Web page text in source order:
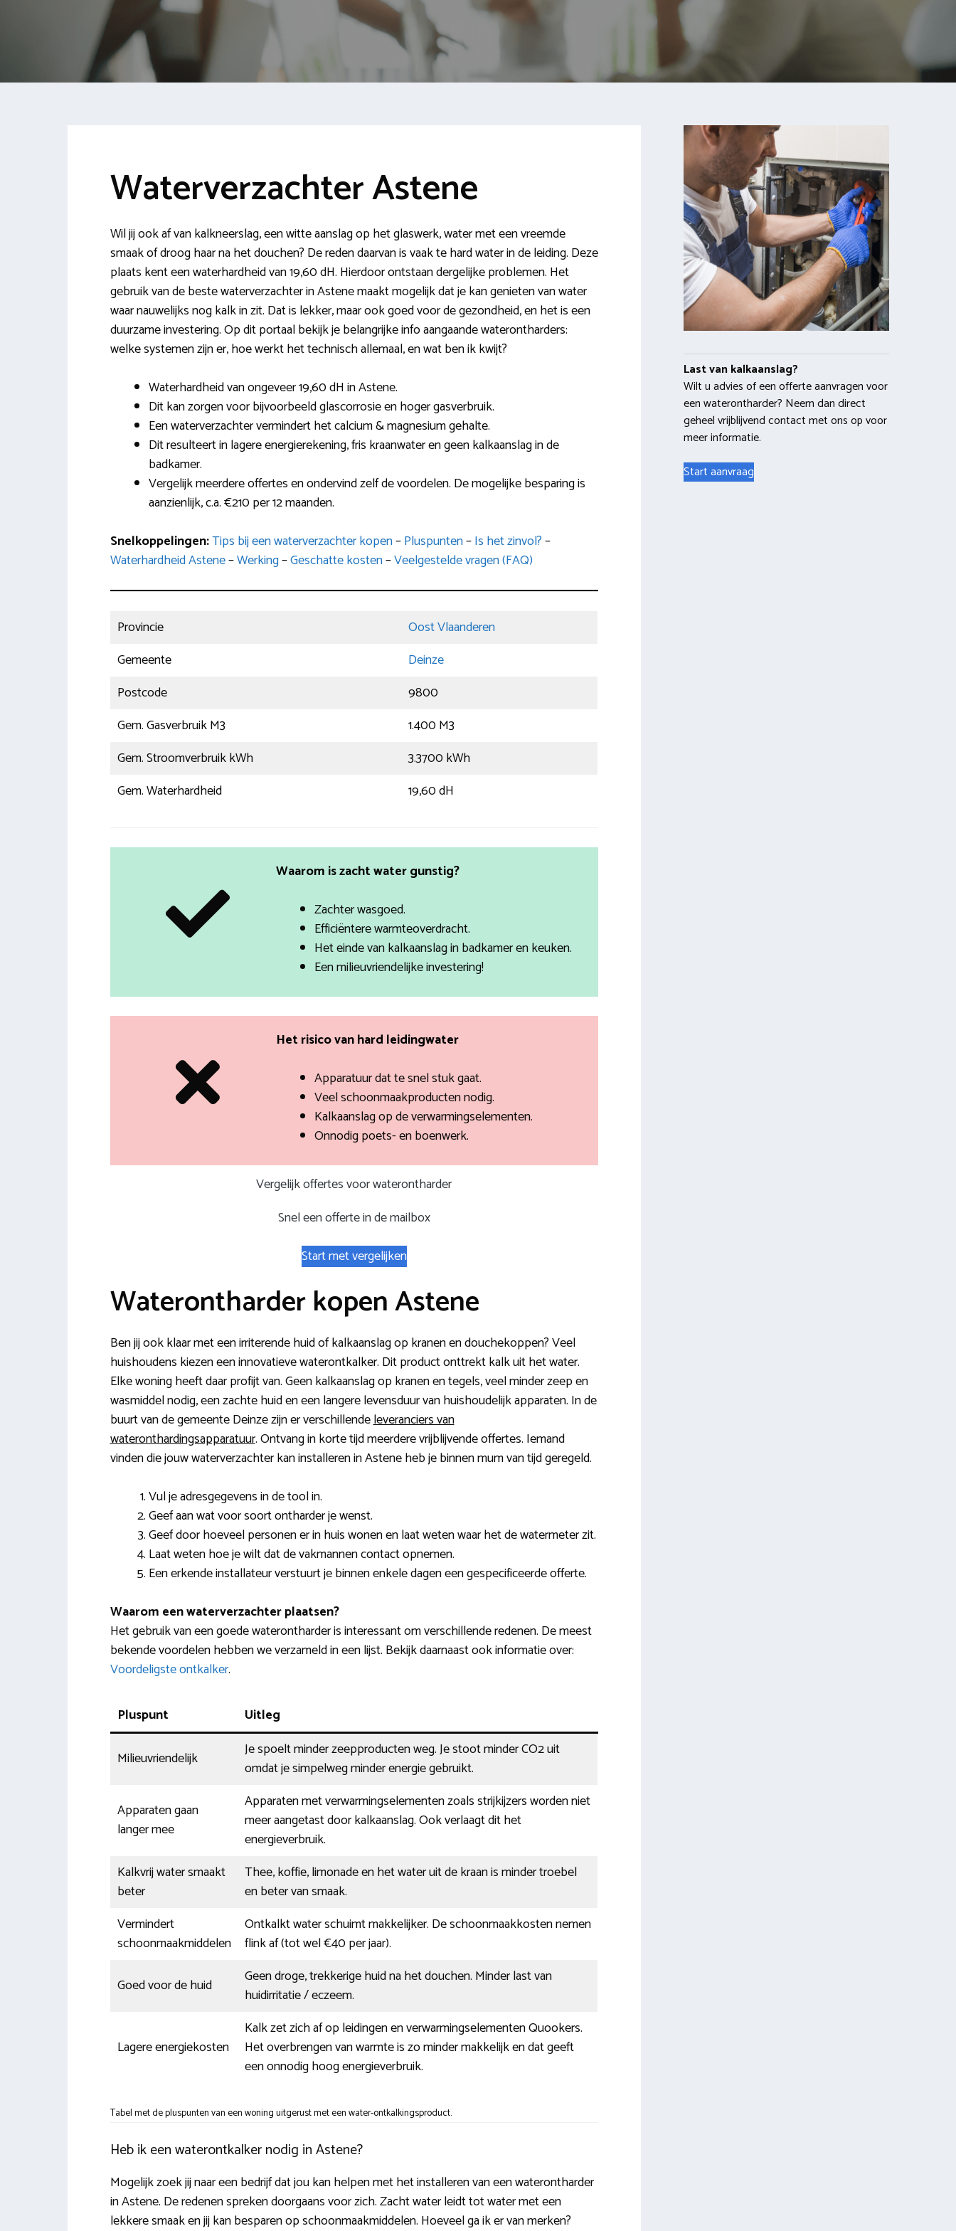
Waterverzachter Astene
Wil jij ook af van kalkneerslag, een witte aanslag op het glaswerk, water met een vreemde
smaak of droog haar na het douchen? De reden daarvan is vaak te hard water in de leiding. Deze
plaats kent een waterhardheid van 19,60 dH. Hierdoor ontstaan dergelijke problemen. Het
gebruik van de beste waterverzachter in Astene maakt mogelijk dat je kan genieten van water
waar nauwelijks nog kalk in zit. Dat is lekker, maar ook goed voor de gezondheid, en het is een
duurzame investering. Op dit portaal bekijk je belangrijke info aangaande waterontharders:
welke systemen zijn er, hoe werkt het technisch allemaal, en wat ben ik kwijt?
Waterhardheid van ongeveer 19,60 dH in Astene.
Dit kan zorgen voor bijvoorbeeld glascorrosie en hoger gasverbruik.
Een waterverzachter vermindert het calcium & magnesium gehalte.
Dit resulteert in lagere energierekening, fris kraanwater en geen kalkaanslag in de
badkamer.
Vergelijk meerdere offertes en ondervind zelf de voordelen. De mogelijke besparing is
aanzienlijk, c.a. €210 per 12 maanden.
Snelkoppelingen:Tips bij een waterverzachter kopen–Pluspunten–Is het zinvol?–
Waterhardheid Astene–Werking–Geschatte kosten–Veelgestelde vragen (FAQ)
Provincie
Oost Vlaanderen
Gemeente
Deinze
Postcode
9800
Gem. Gasverbruik M3
1.400 M3
Gem. Stroomverbruik kWh
3.3700 kWh
Gem. Waterhardheid
19,60 dH
Waarom is zacht water gunstig?
Zachter wasgoed.
Efficiëntere warmteoverdracht.
Het einde van kalkaanslag in badkamer en keuken.
Een milieuvriendelijke investering!
Het risico van hard leidingwater
Apparatuur dat te snel stuk gaat.
Veel schoonmaakproducten nodig.
Kalkaanslag op de verwarmingselementen.
Onnodig poets- en boenwerk.
Vergelijk offertes voor waterontharder
Snel een offerte in de mailbox
Start met vergelijken
Waterontharder kopen Astene
Ben jij ook klaar met een irriterende huid of kalkaanslag op kranen en douchekoppen? Veel
huishoudens kiezen een innovatieve waterontkalker. Dit product onttrekt kalk uit het water.
Elke woning heeft daar profijt van. Geen kalkaanslag op kranen en tegels, veel minder zeep en
wasmiddel nodig, een zachte huid en een langere levensduur van huishoudelijk apparaten. In de
buurt van de gemeente Deinze zijn er verschillendeleveranciers van
wateronthardingsapparatuur. Ontvang in korte tijd meerdere vrijblijvende offertes. Iemand
vinden die jouw waterverzachter kan installeren in Astene heb je binnen mum van tijd geregeld.
Vul je adresgegevens in de tool in.
Geef aan wat voor soort ontharder je wenst.
Geef door hoeveel personen er in huis wonen en laat weten waar het de watermeter zit.
Laat weten hoe je wilt dat de vakmannen contact opnemen.
Een erkende installateur verstuurt je binnen enkele dagen een gespecificeerde offerte.
Waarom een waterverzachter plaatsen?
Het gebruik van een goede waterontharder is interessant om verschillende redenen. De meest
bekende voordelen hebben we verzameld in een lijst. Bekijk daarnaast ook informatie over:
Voordeligste ontkalker.
Pluspunt Uitleg
Milieuvriendelijk
Je spoelt minder zeepproducten weg. Je stoot minder CO2 uit
omdat je simpelweg minder energie gebruikt.
Apparaten gaan
langer mee
Apparaten met verwarmingselementen zoals strijkijzers worden niet
meer aangetast door kalkaanslag. Ook verlaagt dit het
energieverbruik.
Kalkvrij water smaakt
beter
Thee, koffie, limonade en het water uit de kraan is minder troebel
en beter van smaak.
Vermindert
schoonmaakmiddelen
Ontkalkt water schuimt makkelijker. De schoonmaakkosten nemen
flink af (tot wel €40 per jaar).
Goed voor de huid
Geen droge, trekkerige huid na het douchen. Minder last van
huidirritatie / eczeem.
Lagere energiekosten
Kalk zet zich af op leidingen en verwarmingselementen Quookers.
Het overbrengen van warmte is zo minder makkelijk en dat geeft
een onnodig hoog energieverbruik.
Tabel met de pluspunten van een woning uitgerust met een water-ontkalkingsproduct.
Heb ik een waterontkalker nodig in Astene?
Mogelijk zoek jij naar een bedrijf dat jou kan helpen met het installeren van een waterontharder
in Astene. De redenen spreken doorgaans voor zich. Zacht water leidt tot water met een
lekkere smaak en jij kan besparen op schoonmaakmiddelen. Hoeveel ga ik er van merken?
Last van kalkaanslag?
Wilt u advies of een offerte aanvragen voor
een waterontharder? Neem dan direct
geheel vrijblijvend contact met ons op voor
meer informatie.
Start aanvraag